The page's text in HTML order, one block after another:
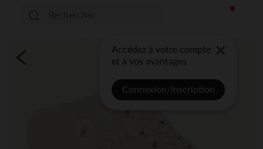
Accédez à votre compte
et à vos avantages
Connexion/Inscription